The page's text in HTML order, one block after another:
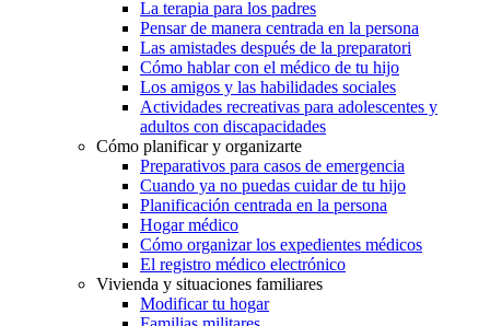
La terapia para los padres
Pensar de manera centrada en la persona
Las amistades después de la preparatori
Cómo hablar con el médico de tu hijo
Los amigos y las habilidades sociales
Actividades recreativas para adolescentes y
adultos con discapacidades
Cómo planificar y organizarte
Preparativos para casos de emergencia
Cuando ya no puedas cuidar de tu hijo
Planificación centrada en la persona
Hogar médico
Cómo organizar los expedientes médicos
El registro médico electrónico
Vivienda y situaciones familiares
Modificar tu hogar